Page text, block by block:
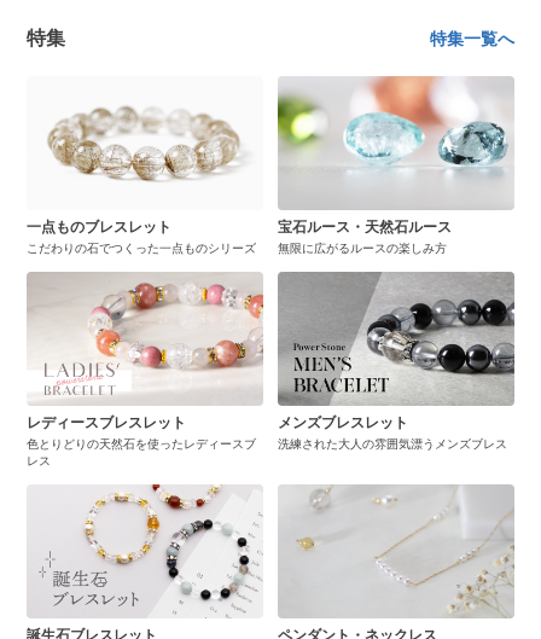
特集 特集一覧へ
一点ものブレスレット
こだわりの石でつくった一点ものシリーズ
宝石ルース・天然石ルース
無限に広がるルースの楽しみ方
レディースブレスレット
色とりどりの天然石を使ったレディースブ
レス
メンズブレスレット
洗練された大人の雰囲気漂うメンズブレス
誕生石ブレスレット ペンダント・ネックレス